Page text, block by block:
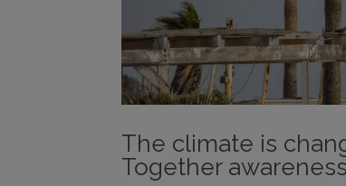
The climate is
Together